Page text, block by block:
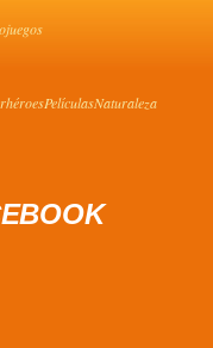
PelículasNaturaleza